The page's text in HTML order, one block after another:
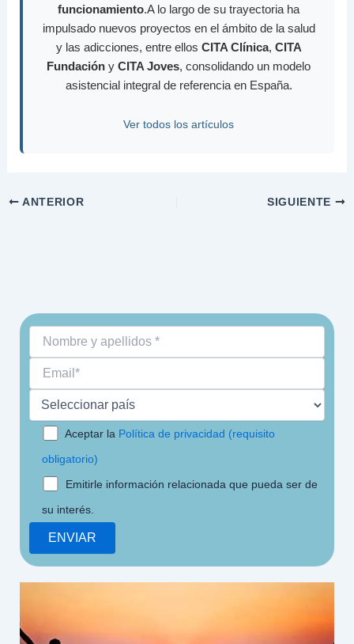
funcionamiento.A lo largo de su trayectoria ha
impulsado nuevos proyectos en el ámbito de la salud
y las adicciones, entre ellos CITA Clínica, CITA
Fundación y CITA Joves, consolidando un modelo
asistencial integral de referencia en España.
Ver todos los artículos
ANTERIOR SIGUIENTE
Aceptar la Política de privacidad (requisito
obligatorio)
Emitirle información relacionada que pueda ser de
su interés.